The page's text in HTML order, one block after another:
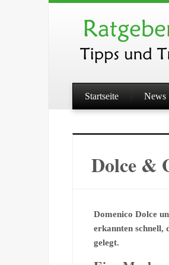
Startseite News
Dolce &
Domenico Dolce
erkannten schnell,
gelegt.